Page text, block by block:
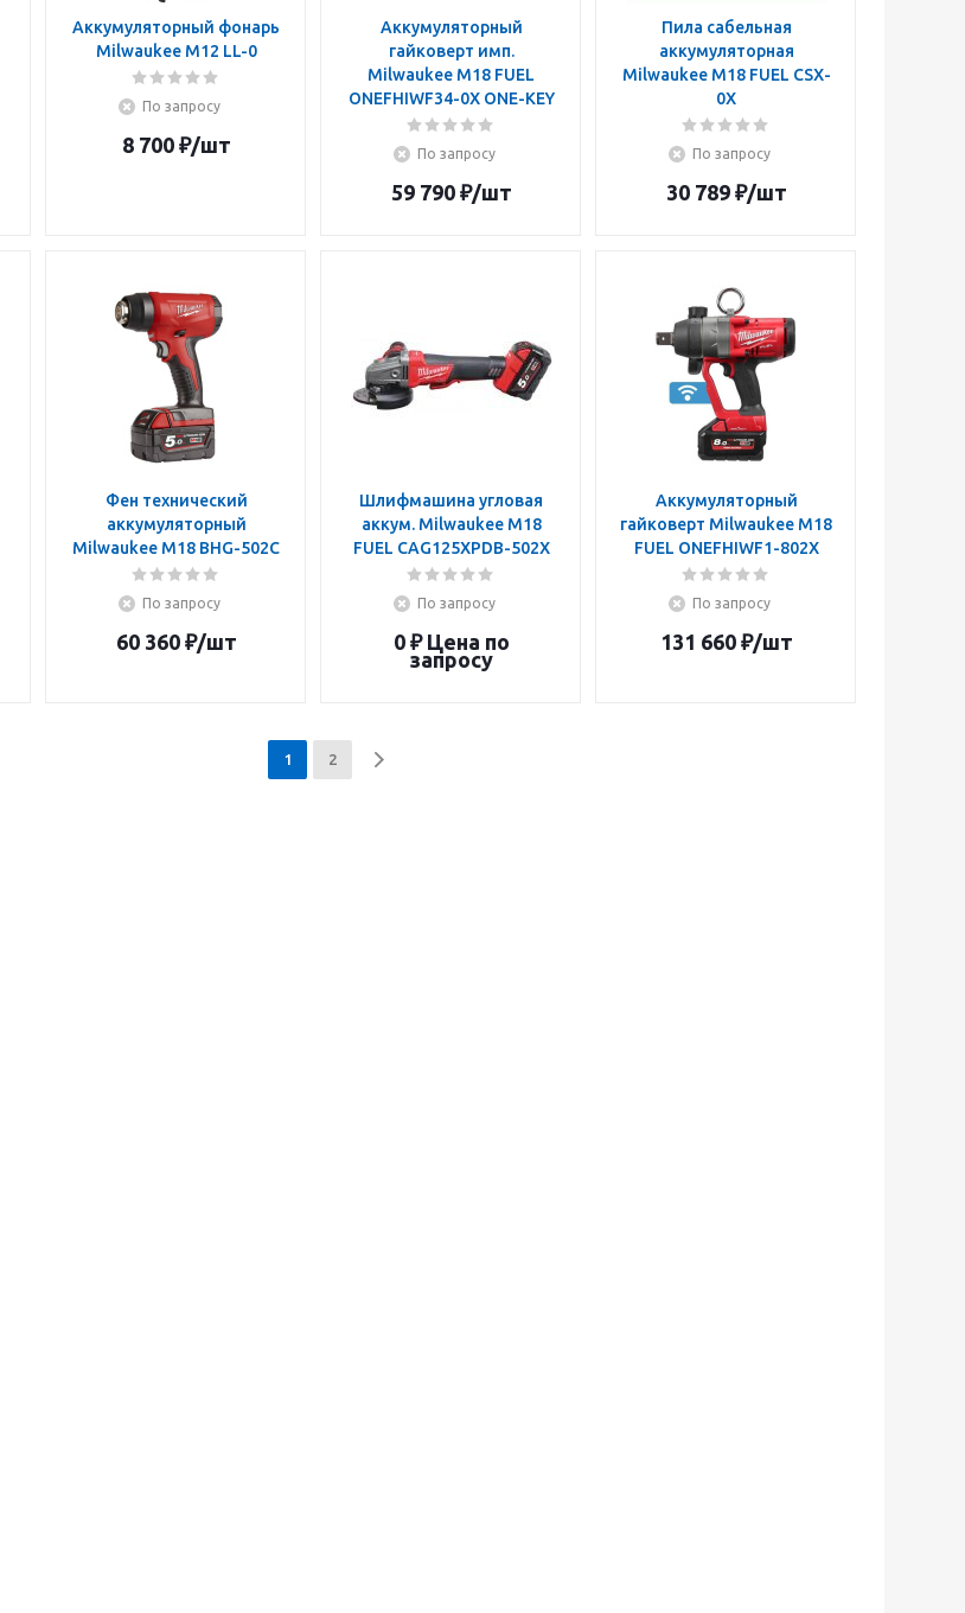
Аккумуляторный фонарь
Milwaukee M12 LL-0
По запросу
8 700₽/шт
Аккумуляторный
гайковерт имп.
Milwaukee M18 FUEL
ONEFHIWF34-0X ONE-KEY
По запросу
59 790₽/шт
Пила сабельная
аккумуляторная
Milwaukee М18 FUEL CSX-
0X
По запросу
30 789₽/шт
Фен технический
аккумуляторный
Milwaukee M18 BHG-502C
По запросу
60 360₽/шт
Шлифмашина угловая
аккум. Milwaukee M18
FUEL CAG125XPDB-502X
По запросу
0 ₽ Цена по
запросу
Аккумуляторный
гайковерт Milwaukee M18
FUEL ONEFHIWF1-802X
По запросу
131 660₽/шт
1 2